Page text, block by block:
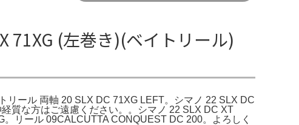
71XG (左巻き)(ベイトリール)
リール 両軸 20 SLX DC 71XG LEFT。シマノ 22 SLX DC
質な方はご遠慮ください。。シマノ 22 SLX DC XT
リール 09CALCUTTA CONQUEST DC 200。よろしく